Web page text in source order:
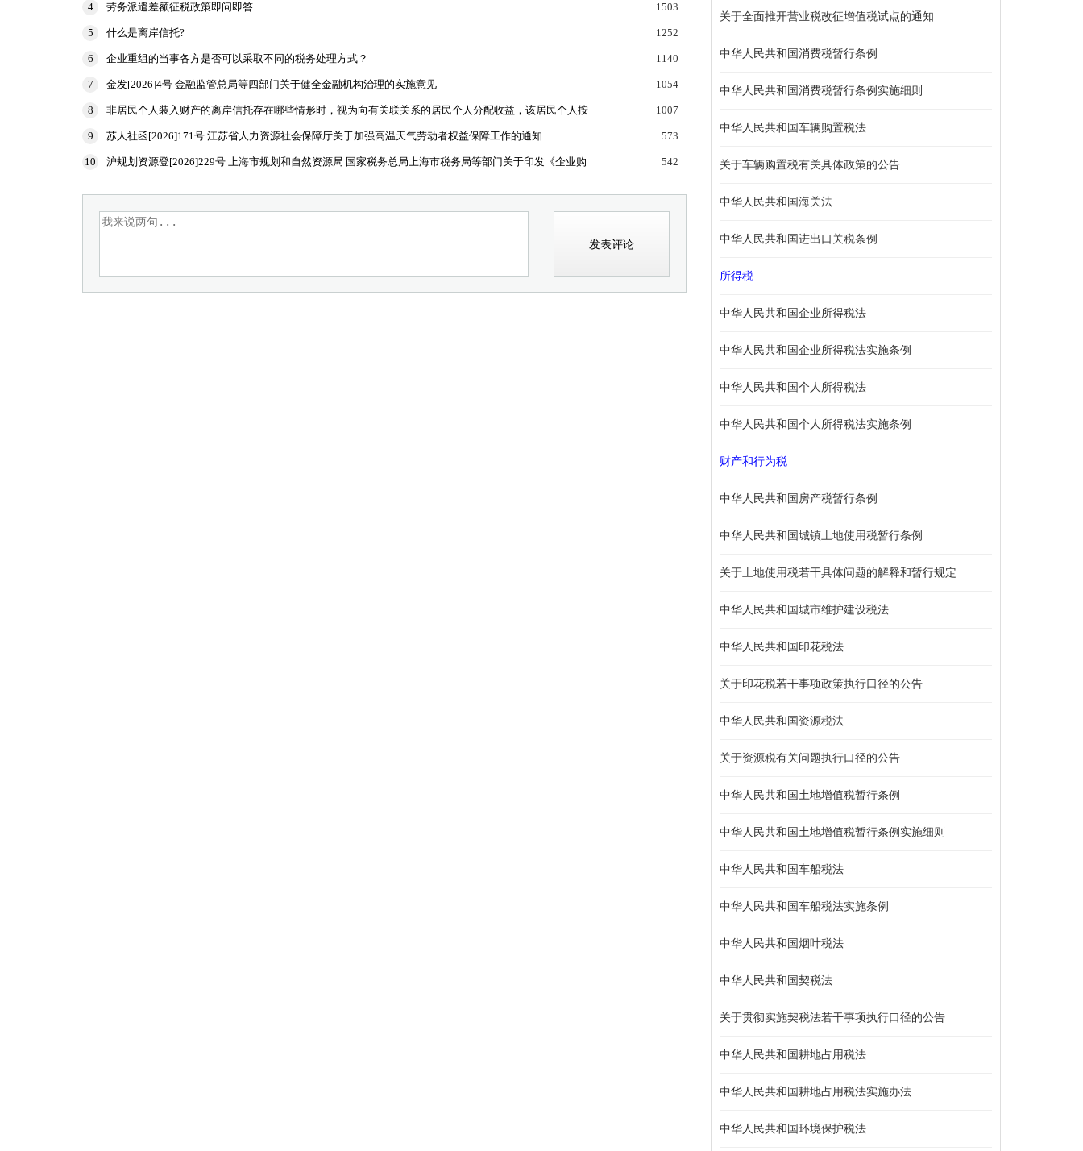
4 劳务派遣差额征税政策即问即答 1503
5 什么是离岸信托? 1252
6 企业重组的当事各方是否可以采取不同的税务处理方式？ 1140
7 金发[2026]4号 金融监管总局等四部门关于健全金融机构治理的实施意见 1054
8
非居民个人装入财产的离岸信托存在哪些情形时，视为向有关联关系的居民个人分配收益，该居民个人按
1007
9 苏人社函[2026]171号 江苏省人力资源社会保障厅关于加强高温天气劳动者权益保障工作的通知 573
10
沪规划资源登[2026]229号 上海市规划和自然资源局 国家税务总局上海市税务局等部门关于印发《企业购
542
关于全面推开营业税改征增值税试点的通知
中华人民共和国消费税暂行条例
中华人民共和国消费税暂行条例实施细则
中华人民共和国车辆购置税法
关于车辆购置税有关具体政策的公告
中华人民共和国海关法
中华人民共和国进出口关税条例
所得税
中华人民共和国企业所得税法
中华人民共和国企业所得税法实施条例
中华人民共和国个人所得税法
中华人民共和国个人所得税法实施条例
财产和行为税
中华人民共和国房产税暂行条例
中华人民共和国城镇土地使用税暂行条例
关于土地使用税若干具体问题的解释和暂行规定
中华人民共和国城市维护建设税法
中华人民共和国印花税法
关于印花税若干事项政策执行口径的公告
中华人民共和国资源税法
关于资源税有关问题执行口径的公告
中华人民共和国土地增值税暂行条例
中华人民共和国土地增值税暂行条例实施细则
中华人民共和国车船税法
中华人民共和国车船税法实施条例
中华人民共和国烟叶税法
中华人民共和国契税法
关于贯彻实施契税法若干事项执行口径的公告
中华人民共和国耕地占用税法
中华人民共和国耕地占用税法实施办法
中华人民共和国环境保护税法